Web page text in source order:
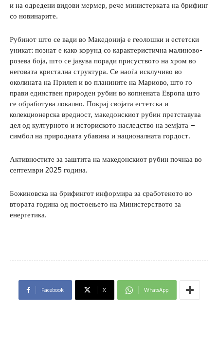
и на одредени видови мермер, рече министерката на брифинг
со новинарите.
Рубинот што се вади во Македонија е геолошки и естетски
уникат: познат е како корунд со карактеристична малиново-
розева боја, што се јавува поради присуството на хром во
неговата кристална структура. Се наоѓа исклучиво во
околината на Прилеп и во планините на Мариово, што го
прави единствен природен рубин во копнената Европа што
се обработува локално. Покрај својата естетска и
колекционерска вредност, македонскиот рубин претставува
дел од културното и историското наследство на земјата –
симбол на природната убавина и националната гордост.
Активностите за заштита на македонскиот рубин почнаа во
септември 2025 година.
Божиновска на брифингот информира за сработеното во
втората година од постоењето на Министерството за
енергетика.
Facebook X WhatsApp